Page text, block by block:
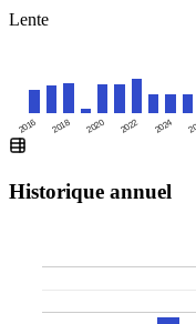
Lente
2016 2018 2020 2022 2024
Historique annuel